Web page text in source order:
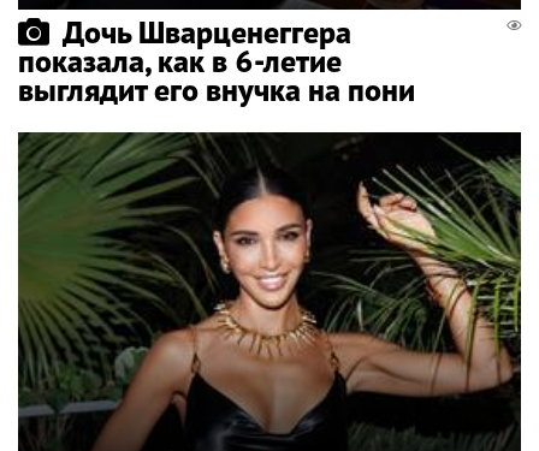
Дочь Шварценеггера
показала, как в 6-летие
выглядит его внучка на пони